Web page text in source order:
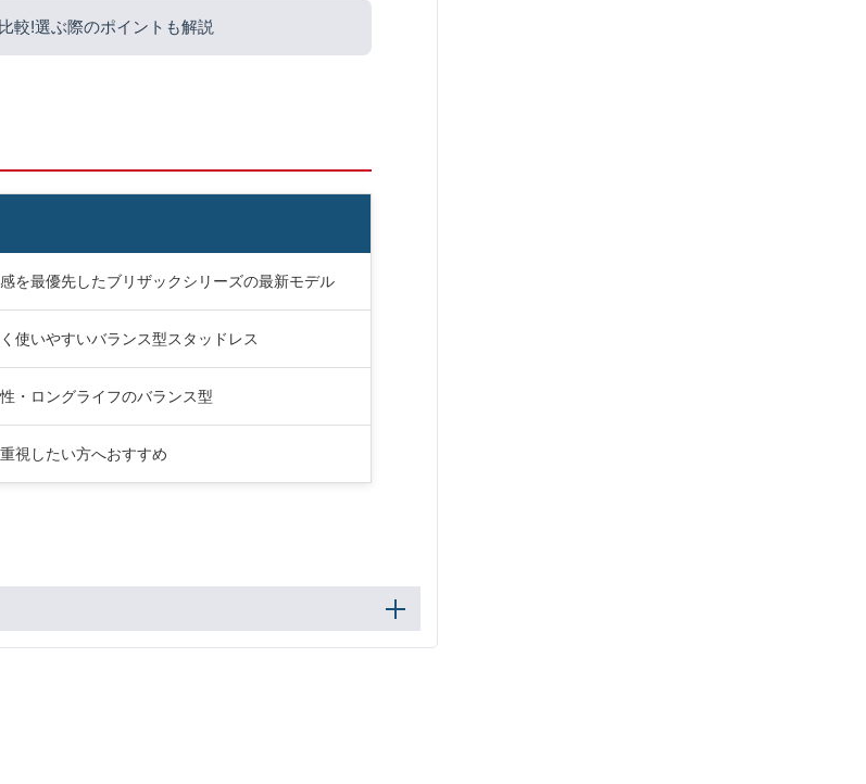
較!選ぶ際のポイントも解説
を最優先したブリザックシリーズの最新モデル
使いやすいバランス型スタッドレス
・ロングライフのバランス型
視したい方へおすすめ